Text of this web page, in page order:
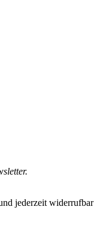
jederzeit widerrufbar